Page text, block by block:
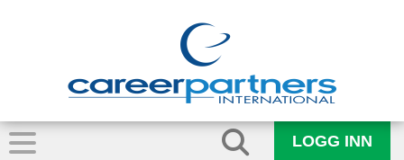
LOGG INN